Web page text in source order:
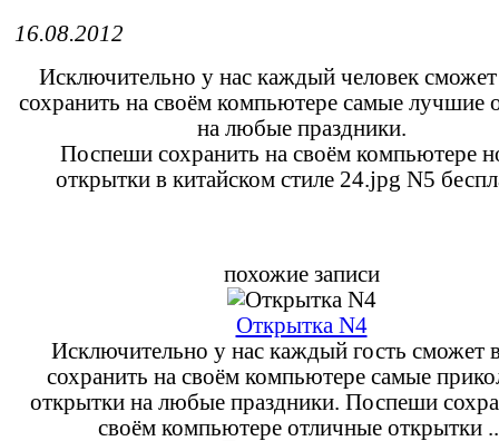
16.08.2012
Исключительно у нас каждый человек сможет
сохранить на своём компьютере самые лучшие
на любые праздники.
Поспеши сохранить на своём компьютере
открытки в китайском стиле 24.jpg N5
похожие записи
Открытка N4
Исключительно у нас каждый гость сможет
сохранить на своём компьютере самые
открытки на любые праздники. Поспеши
своём компьютере отличные открытки